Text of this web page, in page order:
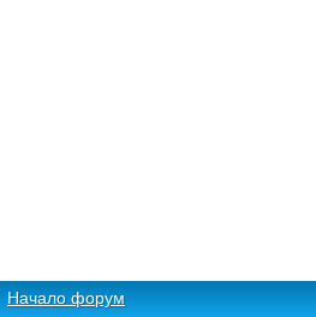
Начало форум